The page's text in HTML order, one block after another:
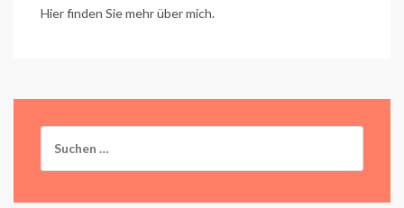
Hier finden Sie mehr über mich.
nach: